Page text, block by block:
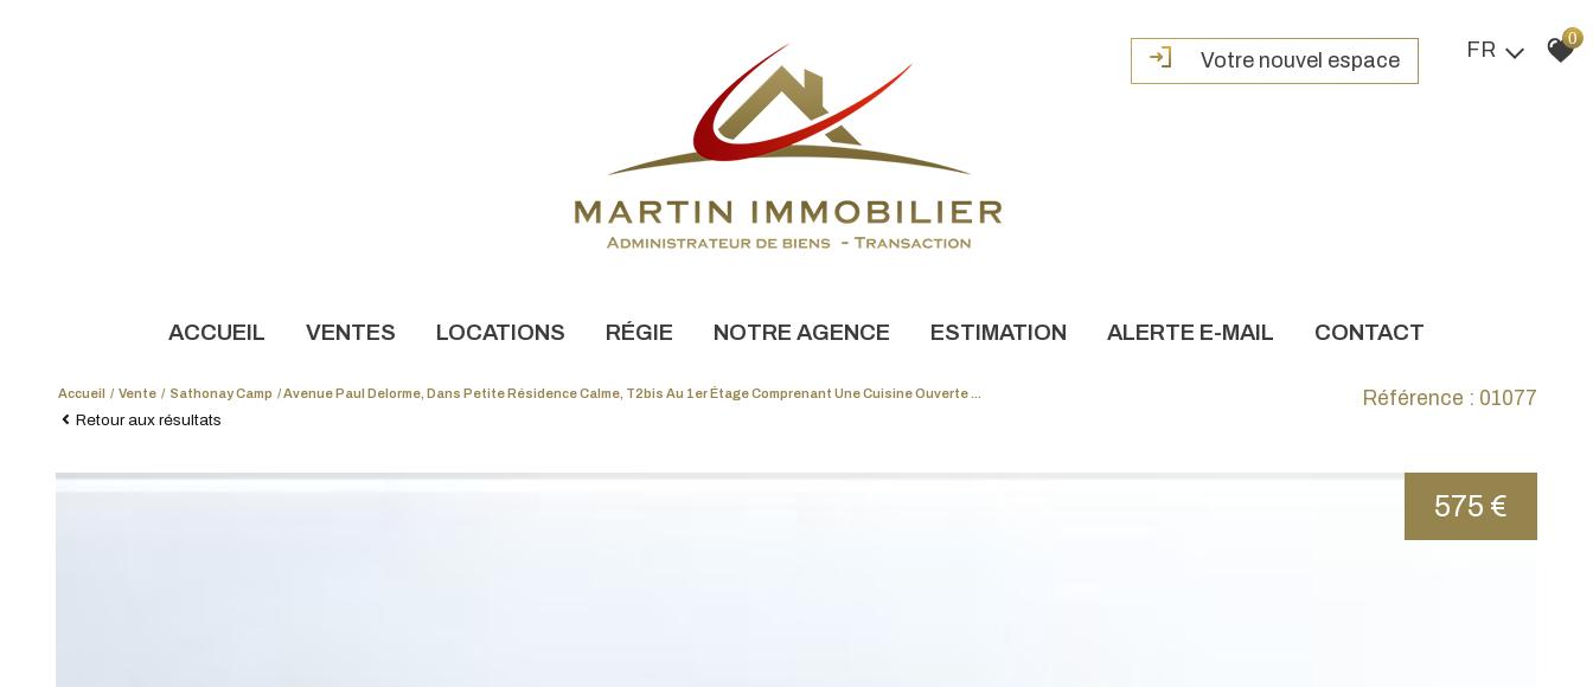
Votre nouvel espace FR
0
ACCUEIL VENTES LOCATIONS RÉGIE NOTRE AGENCE ESTIMATION ALERTE E-MAIL CONTACT
Accueil Vente Sathonay Camp Avenue Paul Delorme, Dans Petite Résidence Calme, T2bis Au 1er Étage Comprenant Une Cuisine Ouverte ...
Retour aux résultats
Référence : 01077
575 €